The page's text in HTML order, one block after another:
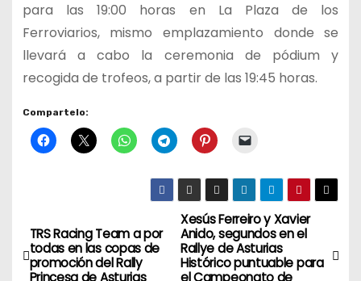
para las 19:00 horas en La Plaza de los
Ferroviarios, mismo emplazamiento donde se
llevará a cabo la ceremonia de pódium y
recogida de trofeos, a partir de las 19:45 horas.
Compartelo:
N
a
Xesús Ferreiro y Xavier
Anido, segundos en el
Rallye de Asturias
Histórico puntuable para
el Campeonato de
TRS Racing Team a por
todas en las copas de
promoción del Rally
Princesa de Asturias